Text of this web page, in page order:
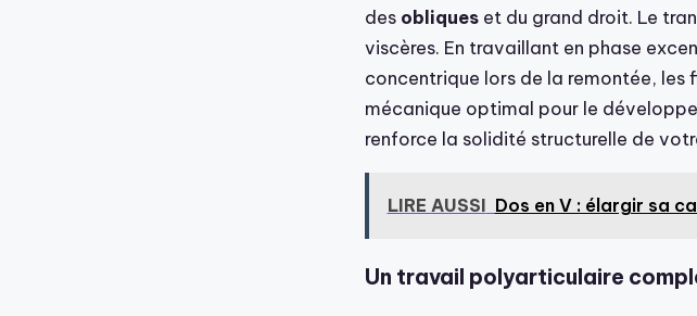
des obliques et du grand droit. Le
viscères. En travaillant en phase
concentrique lors de la remontée, les
mécanique optimal pour le
renforce la solidité structurelle de
LIRE AUSSI Dos en V : élargir sa
Un travail polyarticulaire